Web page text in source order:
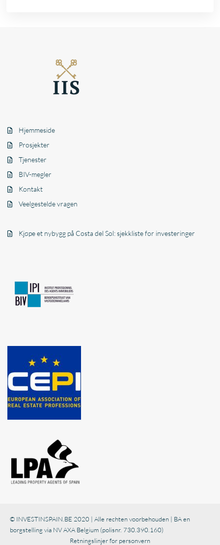
Hjemmeside
Prosjekter
Tjenester
BIV-megler
Kontakt
Veelgestelde vragen
Kjøpe et nybygg på Costa del Sol: sjekkliste for investeringer
© INVESTINSPAIN.BE 2020 | Alle rechten voorbehouden | BA en
borgstelling via NV AXA Belgium (polisnr. 730.390.160)
Retningslinjer for personvern